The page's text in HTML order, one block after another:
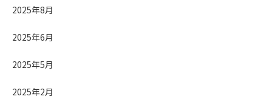
2025年8月
2025年6月
2025年5月
2025年2月